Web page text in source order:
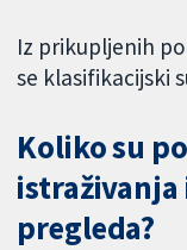
Iz prikupljenih
se klasifikacijski
Koliko su
istraživanja
pregleda?